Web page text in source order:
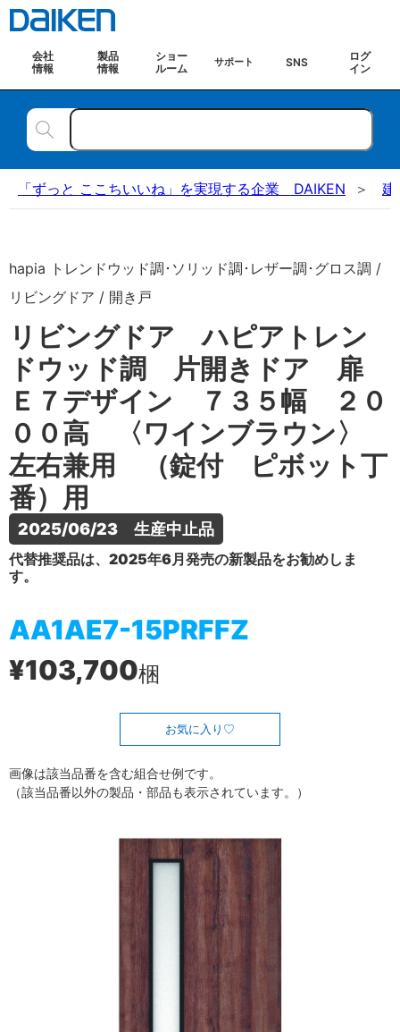
会社
情報
製品
情報
ショー
ルーム
サポート SNS
ログ
イン
「ずっと ここちいいね」を実現する企業 DAIKEN 建
hapia トレンドウッド調･ソリッド調･レザー調･グロス調 /
リビングドア / 開き戸
リビングドア ハピアトレン
ドウッド調 片開きドア 扉
Ｅ７デザイン ７３５幅 ２０
００高 〈ワインブラウン〉
左右兼用 （錠付 ピボット丁
番）用
2025/06/23　生産中止品
代替推奨品は、2025年6月発売の新製品をお勧めしま
す。
AA1AE7-15PRFFZ
¥103,700梱
お気に入り
画像は該当品番を含む組合せ例です。
（該当品番以外の製品・部品も表示されています。）